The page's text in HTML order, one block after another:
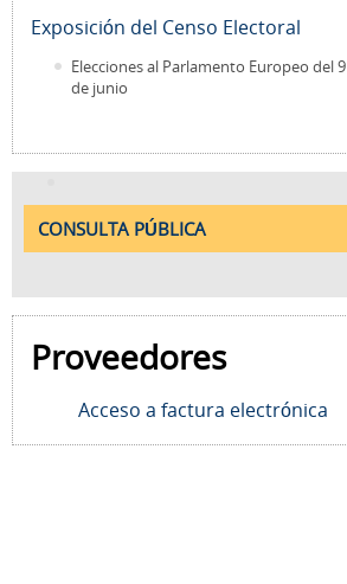
Exposición del Censo Electoral
Elecciones al Parlamento Europeo del 9
de junio
CONSULTA PÚBLICA
Proveedores
Acceso a factura electrónica